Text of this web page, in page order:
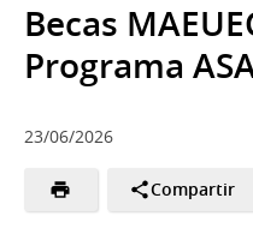
Becas
Programa
23/06/2026
Compartir